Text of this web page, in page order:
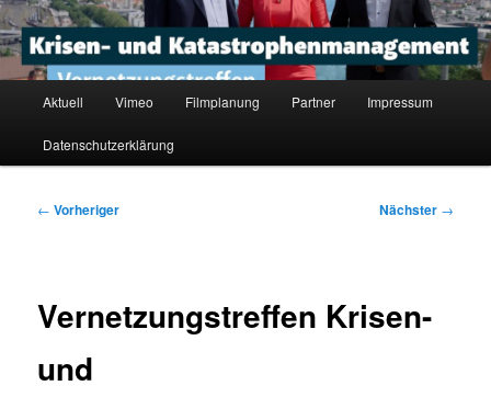
Aktuell Vimeo Filmplanung Partner Impressum
Datenschutzerklärung
Beitragsnavigation
← Vorheriger Nächster →
Vernetzungstreffen Krisen-
und